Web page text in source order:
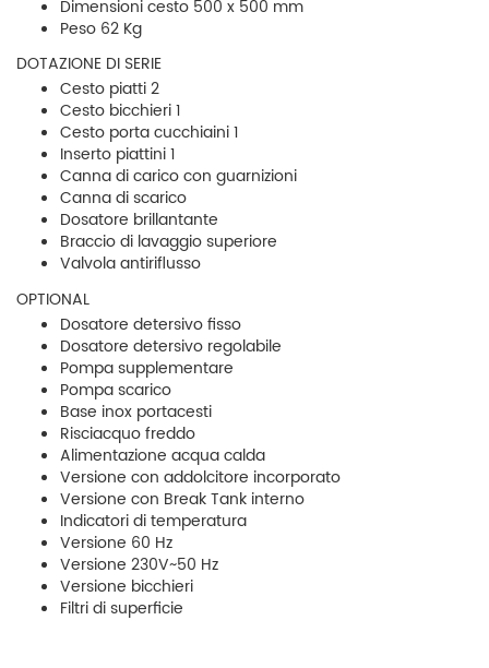
Dimensioni cesto 500 x 500 mm
Peso 62 Kg
DOTAZIONE DI SERIE
Cesto piatti 2
Cesto bicchieri 1
Cesto porta cucchiaini 1
Inserto piattini 1
Canna di carico con guarnizioni
Canna di scarico
Dosatore brillantante
Braccio di lavaggio superiore
Valvola antiriflusso
OPTIONAL
Dosatore detersivo fisso
Dosatore detersivo regolabile
Pompa supplementare
Pompa scarico
Base inox portacesti
Risciacquo freddo
Alimentazione acqua calda
Versione con addolcitore incorporato
Versione con Break Tank interno
Indicatori di temperatura
Versione 60 Hz
Versione 230V~50 Hz
Versione bicchieri
Filtri di superficie